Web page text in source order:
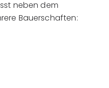
neben dem
Bauerschaften: